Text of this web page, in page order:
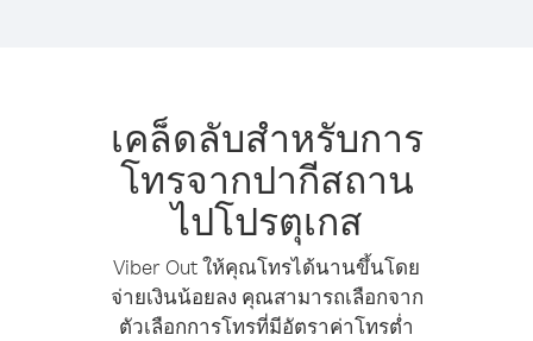
เคล็ดลับสำหรับการ
โทรจากปากีสถาน
ไปโปรตุเกส
Viber Out ให้คุณโทรได้นานขึ้นโดย
จ่ายเงินน้อยลง คุณสามารถเลือกจาก
ตัวเลือกการโทรที่มีอัตราค่าโทรต่ำ